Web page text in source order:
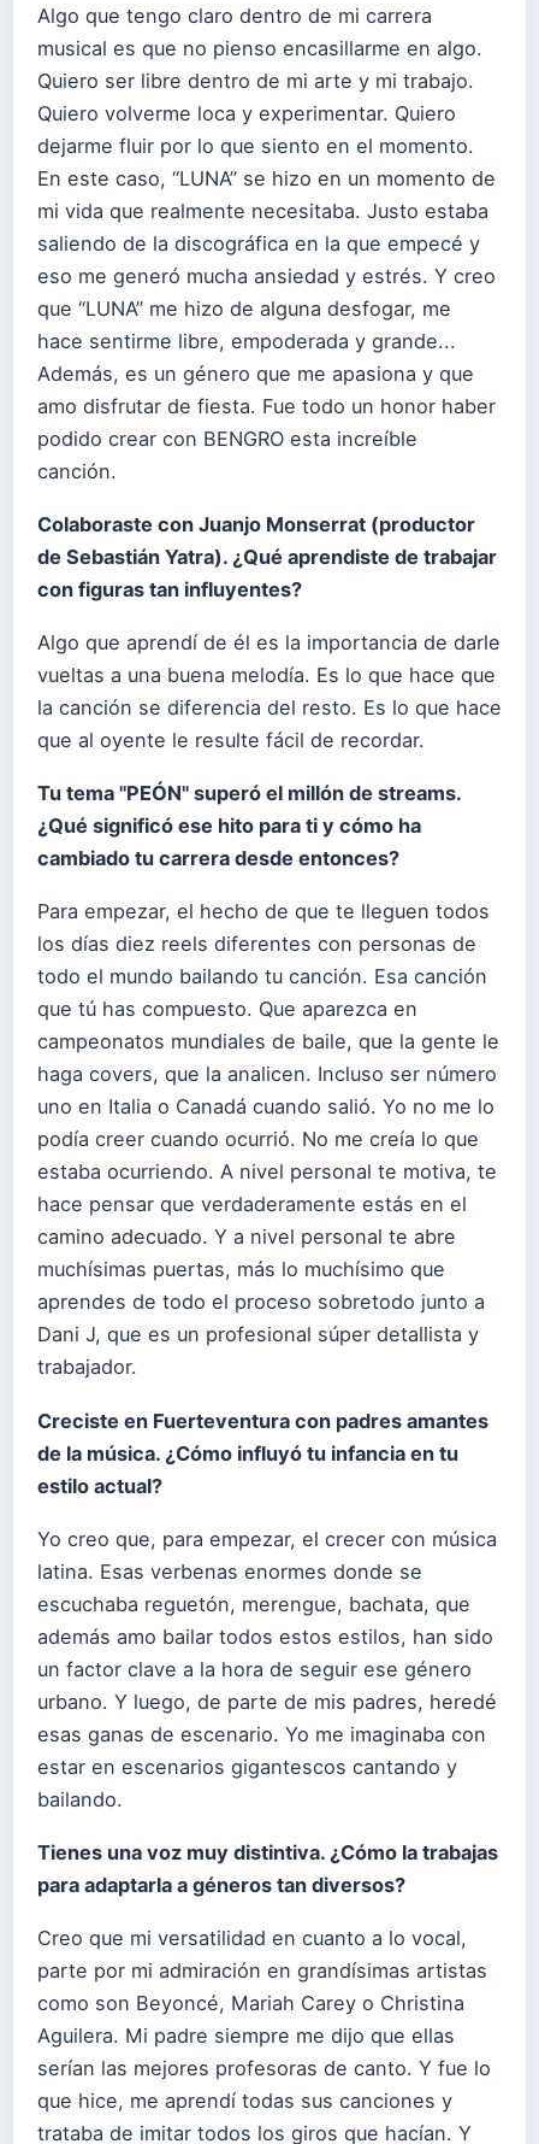
Algo que tengo claro dentro de mi carrera
musical es que no pienso encasillarme en algo.
Quiero ser libre dentro de mi arte y mi trabajo.
Quiero volverme loca y experimentar. Quiero
dejarme fluir por lo que siento en el momento.
En este caso, “LUNA” se hizo en un momento de
mi vida que realmente necesitaba. Justo estaba
saliendo de la discográfica en la que empecé y
eso me generó mucha ansiedad y estrés. Y creo
que “LUNA” me hizo de alguna desfogar, me
hace sentirme libre, empoderada y grande...
Además, es un género que me apasiona y que
amo disfrutar de fiesta. Fue todo un honor haber
podido crear con BENGRO esta increíble
canción.
Colaboraste con Juanjo Monserrat (productor
de Sebastián Yatra). ¿Qué aprendiste de trabajar
con figuras tan influyentes?
Algo que aprendí de él es la importancia de darle
vueltas a una buena melodía. Es lo que hace que
la canción se diferencia del resto. Es lo que hace
que al oyente le resulte fácil de recordar.
Tu tema "PEÓN" superó el millón de streams.
¿Qué significó ese hito para ti y cómo ha
cambiado tu carrera desde entonces?
Para empezar, el hecho de que te lleguen todos
los días diez reels diferentes con personas de
todo el mundo bailando tu canción. Esa canción
que tú has compuesto. Que aparezca en
campeonatos mundiales de baile, que la gente le
haga covers, que la analicen. Incluso ser número
uno en Italia o Canadá cuando salió. Yo no me lo
podía creer cuando ocurrió. No me creía lo que
estaba ocurriendo. A nivel personal te motiva, te
hace pensar que verdaderamente estás en el
camino adecuado. Y a nivel personal te abre
muchísimas puertas, más lo muchísimo que
aprendes de todo el proceso sobretodo junto a
Dani J, que es un profesional súper detallista y
trabajador.
Creciste en Fuerteventura con padres amantes
de la música. ¿Cómo influyó tu infancia en tu
estilo actual?
Yo creo que, para empezar, el crecer con música
latina. Esas verbenas enormes donde se
escuchaba reguetón, merengue, bachata, que
además amo bailar todos estos estilos, han sido
un factor clave a la hora de seguir ese género
urbano. Y luego, de parte de mis padres, heredé
esas ganas de escenario. Yo me imaginaba con
estar en escenarios gigantescos cantando y
bailando.
Tienes una voz muy distintiva. ¿Cómo la trabajas
para adaptarla a géneros tan diversos?
Creo que mi versatilidad en cuanto a lo vocal,
parte por mi admiración en grandísimas artistas
como son Beyoncé, Mariah Carey o Christina
Aguilera. Mi padre siempre me dijo que ellas
serían las mejores profesoras de canto. Y fue lo
que hice, me aprendí todas sus canciones y
trataba de imitar todos los giros que hacían. Y